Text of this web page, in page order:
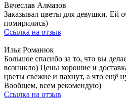
Вячеслав Алмазов
Заказывал цветы для девушки. Ей
помирились)
Ссылка на отзыв
Илья Романюк
Большое спасибо за то, что вы
возникло) Цены хорошие и
цветы свежие и пахнут, а что ещё
Вообщем, всем рекомендую)
Ссылка на отзыв